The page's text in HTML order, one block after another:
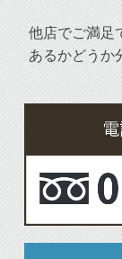
他店でご満足
あるかどうか